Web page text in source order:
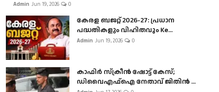
Admin Jun 19, 2026 0
കേരള ബജറ്റ് 2026-27: പ്രധാന
പദ്ധതികളും വിഹിതവും Ke...
Admin Jun 19, 2026 0
കാഫിർ സ്‌ക്രീൻ ഷോട്ട് കേസ്;
ഡിവൈഎഫ്ഐ നേതാവ് ജിതിൻ ...